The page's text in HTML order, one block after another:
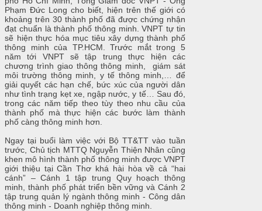
Phạm Đức Long cho biết, hiện trên thế giới có
khoảng trên 30 thành phố đã được chứng nhận
đạt chuẩn là thành phố thông minh. VNPT tự tin
sẽ hiện thực hóa mục tiêu xây dựng thành phố
thông minh của TP.HCM. Trước mắt trong 5
năm tới VNPT sẽ tập trung thực hiện các
chương trình giao thông thông minh,
giám sát
môi trường thông minh , y tế thông minh,… để
giải quyết các hạn chế, bức xúc của người dân
như tình trạng kẹt xe, ngập nước, y tế… Sau đó,
trong các năm tiếp theo tùy theo nhu cầu của
thành phố mà thực hiện các bước làm thành
phố càng thông minh hơn.
Ngay tại buổi làm việc với Bộ TT&TT vào tuần
trước, Chủ tịch MTTQ Nguyễn Thiện Nhân cũng
khen mô hình thành phố thông minh được VNPT
giới thiệu tại Cần Thơ khá hài hòa về cả “hai
cánh” – Cánh 1 tập trung Quy hoạch thông
minh, thành phố phát triển bền vững và Cánh 2
tập trung quản lý ngành thông minh - Công dân
thông minh - Doanh nghiệp thông minh.